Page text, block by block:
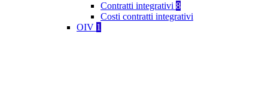
Contratti integrativi 8
Costi contratti integrativi
OIV 1